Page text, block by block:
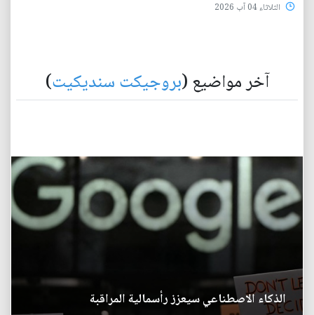
الثلاثاء 04 آب 2026
آخر مواضيع (بروجيكت سنديكيت)
الذكاء الاصطناعي سيعزز رأسمالية المراقبة